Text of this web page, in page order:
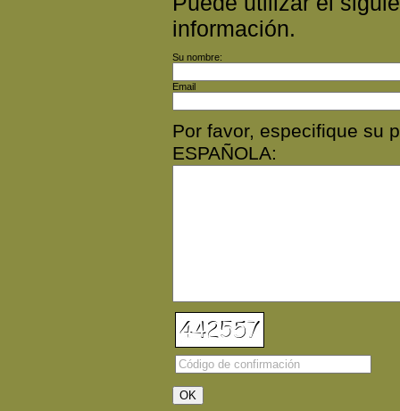
información.
Su nombre:
Email
Por favor, especifique su
ESPAÑOLA: